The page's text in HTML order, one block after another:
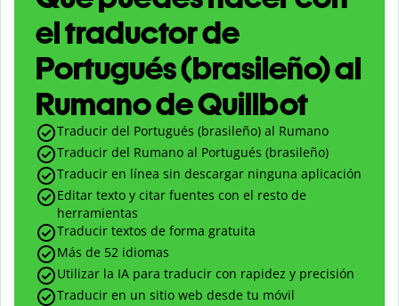
el traductor de
Portugués (brasileño) al
Rumano de Quillbot
Traducir del Portugués (brasileño) al Rumano
Traducir del Rumano al Portugués (brasileño)
Traducir en línea sin descargar ninguna aplicación
Editar texto y citar fuentes con el resto de
herramientas
Traducir textos de forma gratuita
Más de 52 idiomas
Utilizar la IA para traducir con rapidez y precisión
Traducir en un sitio web desde tu móvil